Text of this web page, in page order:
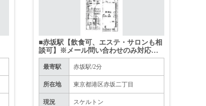
■赤坂駅【飲食可、エステ・サロンも相
談可】※メール問い合わせのみ対応可
※
最寄駅 赤坂駅/2分
所在地 東京都港区赤坂二丁目
現況 スケルトン